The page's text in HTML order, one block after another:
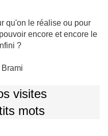
qu'on le réalise ou pour
encore et encore le
?
visites
mots